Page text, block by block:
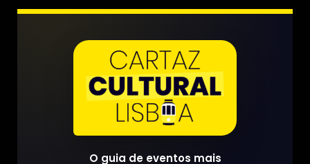
O guia de eventos mais